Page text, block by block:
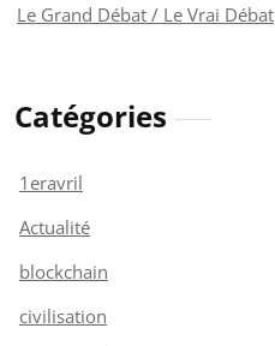
Le Grand Débat / Le Vrai Débat
Catégories
1eravril
Actualité
blockchain
civilisation